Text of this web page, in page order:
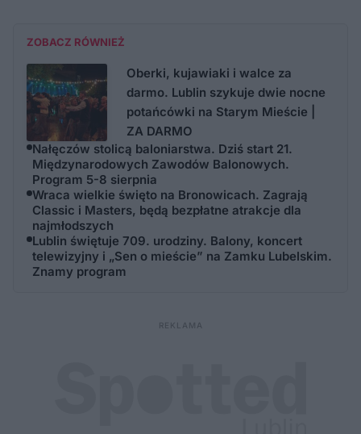
ZOBACZ RÓWNIEŻ
Oberki, kujawiaki i walce za
darmo. Lublin szykuje dwie nocne
potańcówki na Starym Mieście |
ZA DARMO
Nałęczów stolicą baloniarstwa. Dziś start 21.
Międzynarodowych Zawodów Balonowych.
Program 5-8 sierpnia
Wraca wielkie święto na Bronowicach. Zagrają
Classic i Masters, będą bezpłatne atrakcje dla
najmłodszych
Lublin świętuje 709. urodziny. Balony, koncert
telewizyjny i „Sen o mieście” na Zamku Lubelskim.
Znamy program